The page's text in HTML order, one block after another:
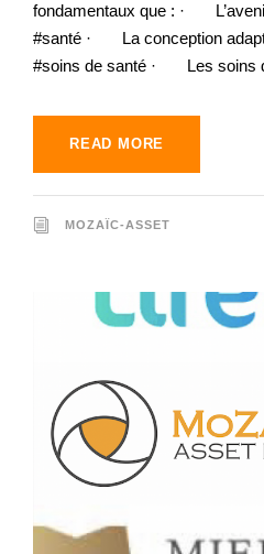
fondamentaux que : ·
#santé · La conception
#soins de santé · Les soins
READ MORE
MOZAÏC-ASSET